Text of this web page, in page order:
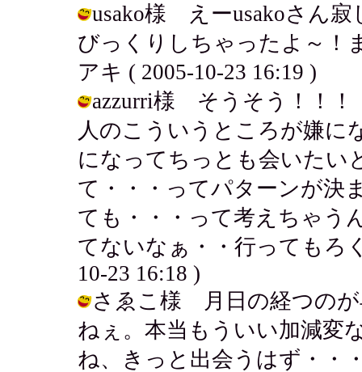
usako様 えーusakoさん寂
びっくりしちゃったよ～！
アキ ( 2005-10-23 16:19 )
azzurri様 そうそう！！！
人のこういうところが嫌に
になってちっとも会いたい
て・・・ってパターンが決
ても・・・って考えちゃう
てないなぁ・・行ってもろ
10-23 16:18 )
さゑこ様 月日の経つのが
ねぇ。本当もういい加減変
ね、きっと出会うはず・・